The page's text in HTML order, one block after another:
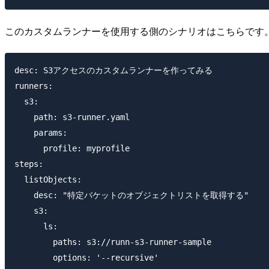
このカスタムランナーを使用する側のシナリオはこちらです
desc: S3アクセスのカスタムランナーを作ってみる
runners:
  s3:
    path: s3-runner.yaml
    params:
      profile: myprofile
steps:
  listObjects:
    desc: "特定バケットのオブジェクトリストを取得する"
    s3:
      ls:
        paths: s3://runn-s3-runner-sample
        options: '--recursive'